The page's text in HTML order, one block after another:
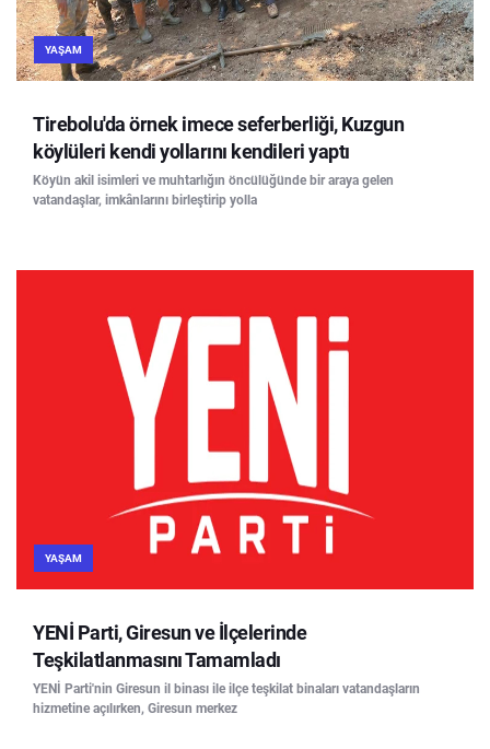
YAŞAM
Tirebolu'da örnek imece seferberliği, Kuzgun
köylüleri kendi yollarını kendileri yaptı
Köyün akil isimleri ve muhtarlığın öncülüğünde bir araya gelen
vatandaşlar, imkânlarını birleştirip yolla
YAŞAM
YENİ Parti, Giresun ve İlçelerinde
Teşkilatlanmasını Tamamladı
YENİ Parti'nin Giresun il binası ile ilçe teşkilat binaları vatandaşların
hizmetine açılırken, Giresun merkez